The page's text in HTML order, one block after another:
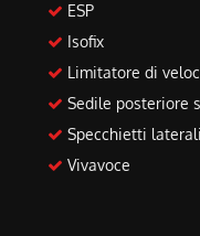
ESP
Isofix
Limitatore di
Sedile posteriore
Specchietti
Vivavoce